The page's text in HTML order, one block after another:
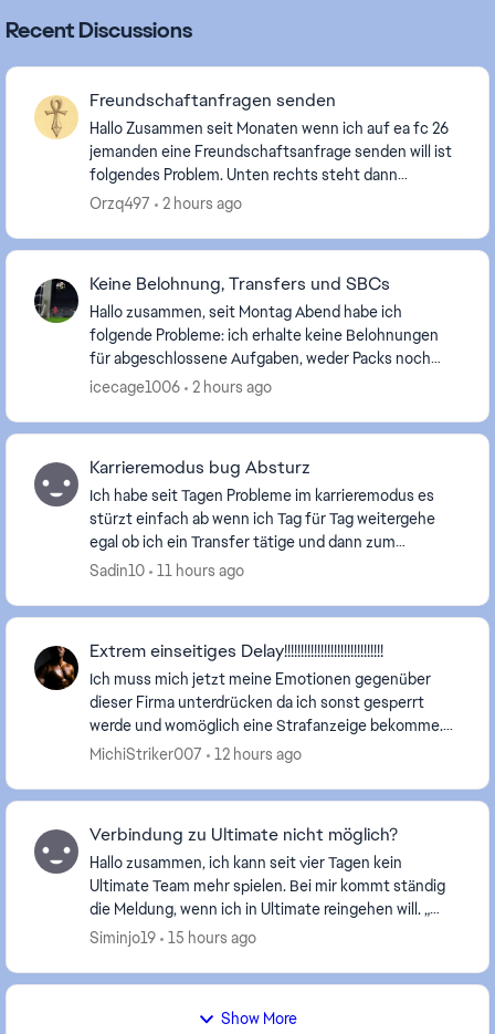
Recent Discussions
Freundschaftanfragen senden
Hallo Zusammen seit Monaten wenn ich auf ea fc 26
jemanden eine Freundschaftsanfrage senden will ist
folgendes Problem. Unten rechts steht dann
Freundessanfrage konnte nicht gesendet werden.
Orzq497 2 hours ago
Keine Belohnung, Transfers und SBCs
Hallo zusammen, seit Montag Abend habe ich
folgende Probleme: ich erhalte keine Belohnungen
für abgeschlossene Aufgaben, weder Packs noch
Spielerwahlen Wenn ich eine SBC abschließen sind
icecage1006 2 hours ago
Karrieremodus bug Absturz
Ich habe seit Tagen Probleme im karrieremodus es
stürzt einfach ab wenn ich Tag für Tag weitergehe
egal ob ich ein Transfer tätige und dann zum
nächsten Tag springe dann stürzt es immer ab hab
Sadin10 11 hours ago
Extrem einseitiges Delay!!!!!!!!!!!!!!!!!!!!!!!!!!!!!!
Ich muss mich jetzt meine Emotionen gegenüber
dieser Firma unterdrücken da ich sonst gesperrt
werde und womöglich eine Strafanzeige bekomme.
Wobei ersteres eine Erlösung von diesem Spiel wäre.
MichiStriker007 12 hours ago
Verbindung zu Ultimate nicht möglich?
Hallo zusammen, ich kann seit vier Tagen kein
Ultimate Team mehr spielen. Bei mir kommt ständig
die Meldung, wenn ich in Ultimate reingehen will. „
eine Verbindung zu Ultimate Team ist derzeit nicht...
Siminjo19 15 hours ago
Show More